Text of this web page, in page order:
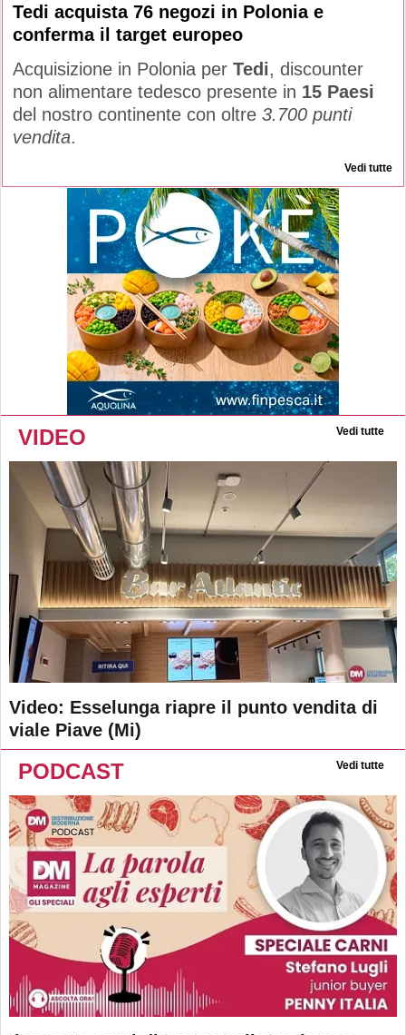
Tedi acquista 76 negozi in Polonia e
conferma il target europeo
Acquisizione in Polonia per Tedi, discounter
non alimentare tedesco presente in 15 Paesi
del nostro continente con oltre 3.700 punti
vendita.
Vedi tutte
VIDEO Vedi tutte
Video: Esselunga riapre il punto vendita di
viale Piave (Mi)
PODCAST Vedi tutte